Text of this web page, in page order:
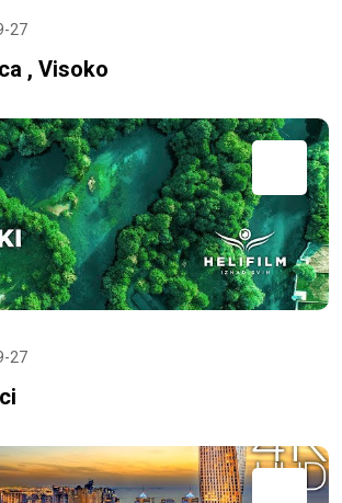
27
, Visoko
27